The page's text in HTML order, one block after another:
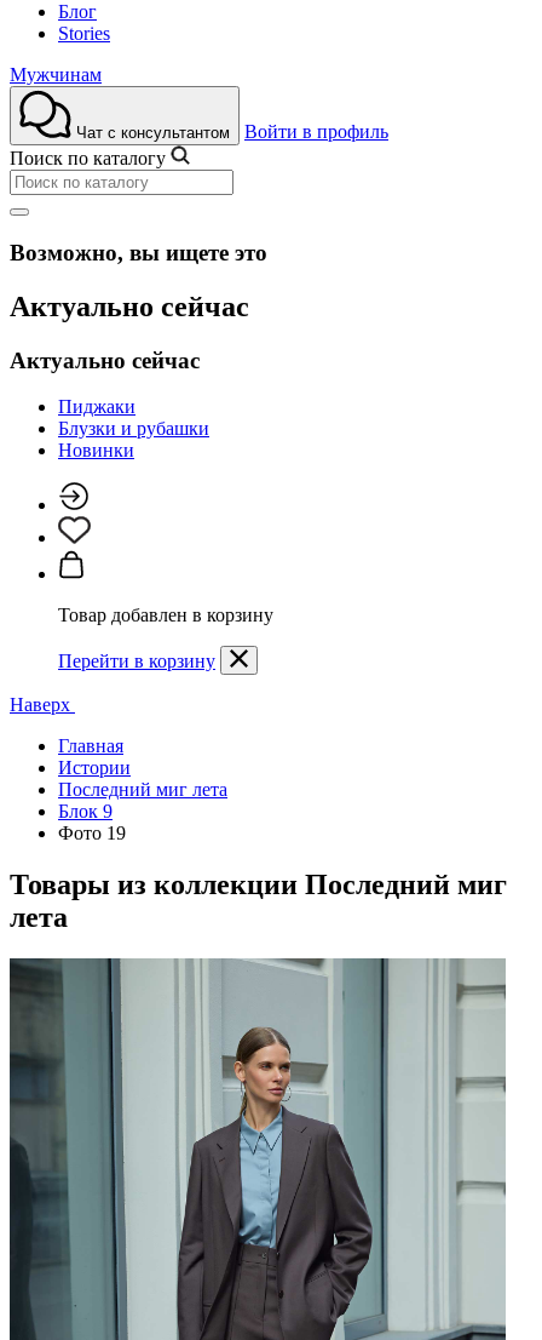
Блог
Stories
Мужчинам
Чат с консультантом
Войти в профиль
Поиск по каталогу
Возможно, вы ищете это
Актуально сейчас
Актуально сейчас
Пиджаки
Блузки и рубашки
Новинки
Товар добавлен в корзину
Перейти в корзину
Наверх
Главная
Истории
Последний миг лета
Блок 9
Фото 19
Товары из коллекции Последний миг
лета